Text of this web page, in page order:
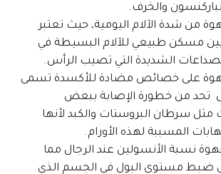
والخرف.
من شدة الآلام اليومية، حيث تعتبر
مسكن طبيعي للآلام البسيطة في
الشديدة التي تصيب الرأس.
على خصائص مضادة للأكسدة تسمى
تحد من خطورة الإصابة ببعض
مثل سرطان البروستات والكبد لأنها
المسببة لهذه الأورام.
نسبة الأنسولين عند الرجال مما
ضبط مستوى البول في الجسم الذي